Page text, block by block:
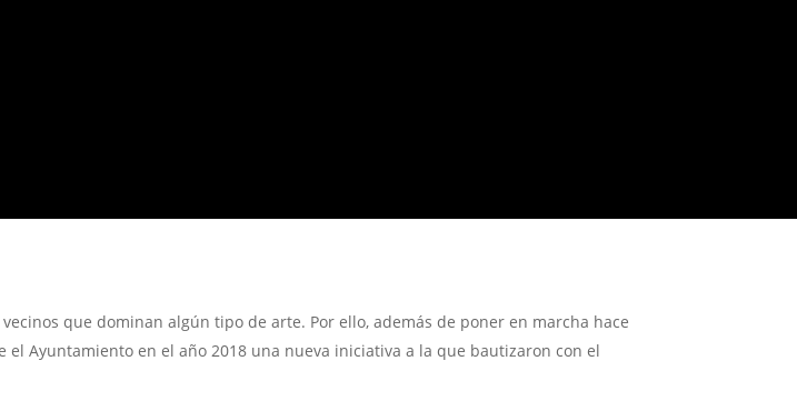
que dominan algún tipo de arte. Por ello, además de poner en marcha hace
el Ayuntamiento en el año 2018 una nueva iniciativa a la que bautizaron con el